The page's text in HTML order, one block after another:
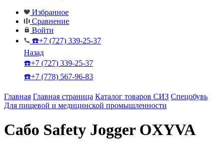
Избранное
Сравнение
Войти
☎️+7 (727) 339-25-37
Назад
☎️+7 (727) 339-25-37
☎️+7 (778) 567-96-83
Главная Главная страница Каталог товаров СИЗ Спецобувь
Для пищевой и медицинской промышленности
Сабо Safety Jogger OXYVA